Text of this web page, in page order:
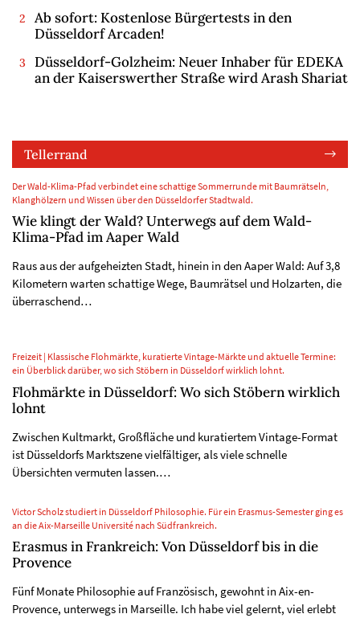
Ab sofort: Kostenlose Bürgertests in den
Düsseldorf Arcaden!
Düsseldorf-Golzheim: Neuer Inhaber für EDEKA
an der Kaiserswerther Straße wird Arash Shariat
Tellerrand
Der Wald-Klima-Pfad verbindet eine schattige Sommerrunde mit Baumrätseln,
Klanghölzern und Wissen über den Düsseldorfer Stadtwald.
Wie klingt der Wald? Unterwegs auf dem Wald-
Klima-Pfad im Aaper Wald
Raus aus der aufgeheizten Stadt, hinein in den Aaper Wald: Auf 3,8
Kilometern warten schattige Wege, Baumrätsel und Holzarten, die
überraschend…
Freizeit | Klassische Flohmärkte, kuratierte Vintage-Märkte und aktuelle Termine:
ein Überblick darüber, wo sich Stöbern in Düsseldorf wirklich lohnt.
Flohmärkte in Düsseldorf: Wo sich Stöbern wirklich
lohnt
Zwischen Kultmarkt, Großfläche und kuratiertem Vintage-Format
ist Düsseldorfs Marktszene vielfältiger, als viele schnelle
Übersichten vermuten lassen.…
Victor Scholz studiert in Düsseldorf Philosophie. Für ein Erasmus-Semester ging es
an die Aix-Marseille Université nach Südfrankreich.
Erasmus in Frankreich: Von Düsseldorf bis in die
Provence
Fünf Monate Philosophie auf Französisch, gewohnt in Aix-en-
Provence, unterwegs in Marseille. Ich habe viel gelernt, viel erlebt